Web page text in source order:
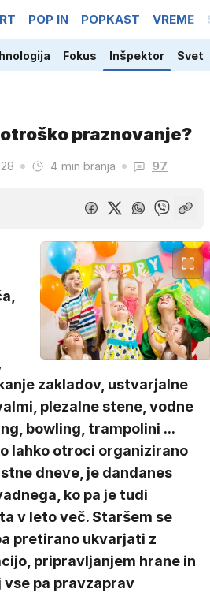
POP IN POPKAST VREME
Fokus Inšpektor Svet
praznovanje?
4 min branja 97
zakladov, ustvarjalne
plezalne stene, vodne
bowling, trampolini ...
lahko otroci organizirano
dneve, je dandanes
ko pa je tudi
v leto več. Staršem se
pretirano ukvarjati z
pripravljanjem hrane in
vse pa pravzaprav